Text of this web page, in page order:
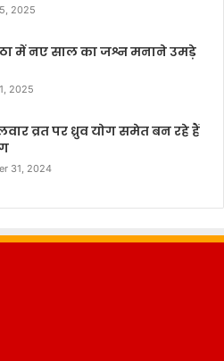
2025
में नए साल का जश्न मनाने उमड़े
2025
व्रत पर ध्रुव योग समेत बन रहे हैं
31, 2024